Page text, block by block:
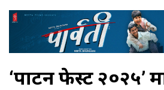
‘पाटन फेस्ट २०२५’